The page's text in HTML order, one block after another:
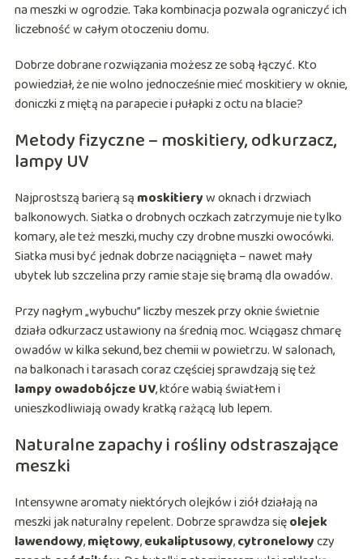
na meszki w ogrodzie. Taka kombinacja pozwala ograniczyć ich
liczebność w całym otoczeniu domu.
Dobrze dobrane rozwiązania możesz ze sobą łączyć. Kto
powiedział, że nie wolno jednocześnie mieć moskitiery w oknie,
doniczki z miętą na parapecie i pułapki z octu na blacie?
Metody fizyczne – moskitiery, odkurzacz,
lampy UV
Najprostszą barierą są moskitieryw oknach i drzwiach
balkonowych. Siatka o drobnych oczkach zatrzymuje nie tylko
komary, ale też meszki, muchy czy drobne muszki owocówki.
Siatka musi być jednak dobrze naciągnięta – nawet mały
ubytek lub szczelina przy ramie staje się bramą dla owadów.
Przy nagłym „wybuchu” liczby meszek przy oknie świetnie
działa odkurzacz ustawiony na średnią moc. Wciągasz chmarę
owadów w kilka sekund, bez chemii w powietrzu. W salonach,
na balkonach i tarasach coraz częściej sprawdzają się też
lampy owadobójcze UV, które wabią światłem i
unieszkodliwiają owady kratką rażącą lub lepem.
Naturalne zapachy i rośliny odstraszające
meszki
Intensywne aromaty niektórych olejków i ziół działają na
meszki jak naturalny repelent. Dobrze sprawdza sięolejek
lawendowy,miętowy,eukaliptusowy,cytronelowyczy